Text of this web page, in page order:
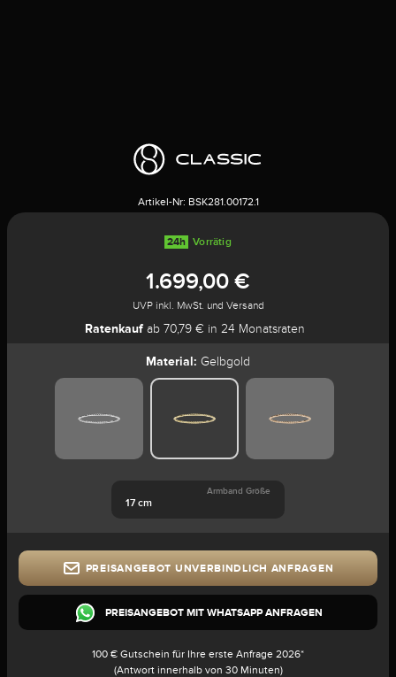
Artikel-Nr: BSK281.00172.1
24h Vorrätig
1.699,00 €
UVP inkl. MwSt. und Versand
Ratenkaufab 70,79 € in 24 Monatsraten
Material: Gelbgold
17 cm
Armband Größe
PREISANGEBOT UNVERBINDLICH ANFRAGEN
PREISANGEBOT MIT WHATSAPP ANFRAGEN
100 € Gutschein für Ihre erste Anfrage 2026*
(Antwort innerhalb von 30 Minuten)